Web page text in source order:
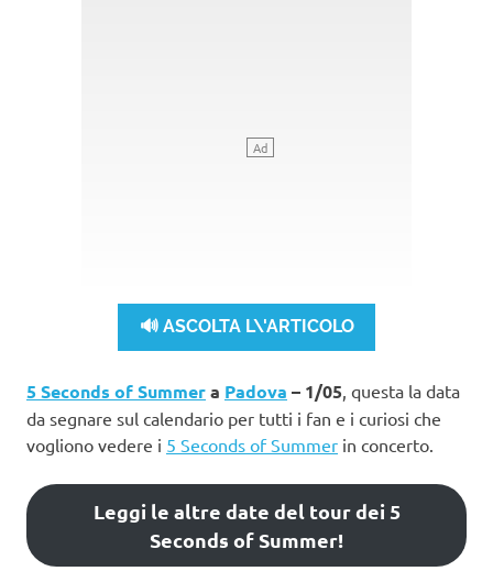
🔊 ASCOLTA L\'ARTICOLO
5 Seconds of Summera Padova – 1/05 , questa la data
da segnare sul calendario per tutti i fan e i curiosi che
vogliono vedere i 5 Seconds of Summer in concerto.
Leggi le altre date del tour dei 5
Seconds of Summer!